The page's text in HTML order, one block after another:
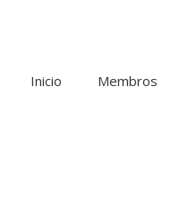
Inicio Membros